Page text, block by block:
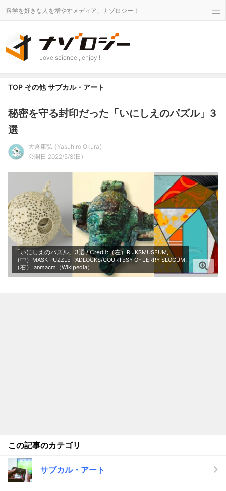
科学を好きな人を増やすメディア、ナゾロジー！
Love science , enjoy !
TOP その他 サブカル・アート
秘密を守る封印だった「いにしえのパズル」3
選
大倉康弘
Yasuhiro Okura
公開日 2022/5/8(日)
「いにしえのパズル」3選 / Credit:（左）RIJKSMUSEUM,
（中） MASK PUZZLE PADLOCKS/COURTESY OF JERRY SLOCUM,
（右） Ianmacm（Wikipedia）
この記事のカテゴリ
サブカル・アート